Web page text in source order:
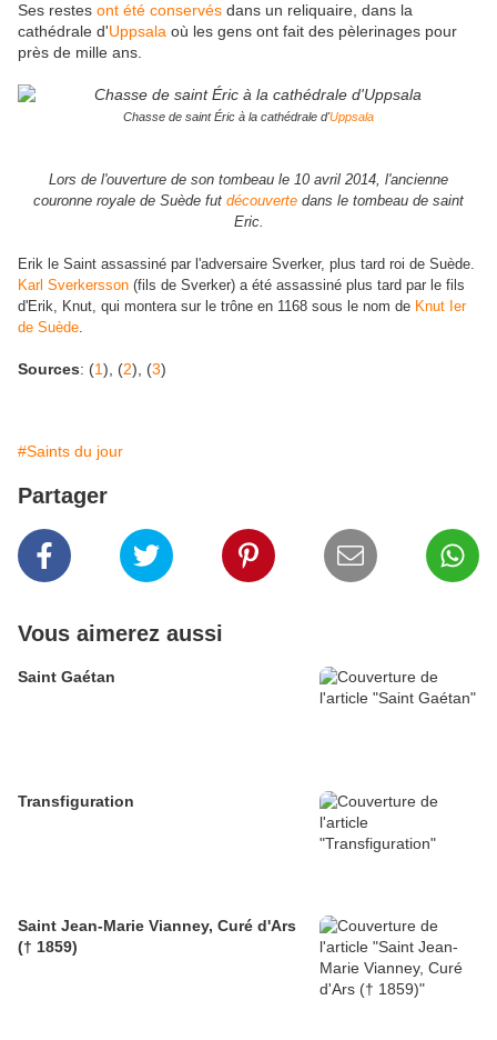
Ses restes ont été conservés dans un reliquaire, dans la
cathédrale d'Uppsala où les gens ont fait des pèlerinages pour
près de mille ans.
Chasse de saint Éric à la cathédrale d'Uppsala
Lors de l'ouverture de son tombeau le 10 avril 2014, l'ancienne
couronne royale de Suède fut découverte dans le tombeau de saint
Eric.
Erik le Saint assassiné par l'adversaire Sverker, plus tard roi de Suède.
Karl Sverkersson (fils de Sverker) a été assassiné plus tard par le fils
d'Erik, Knut, qui montera sur le trône en 1168 sous le nom de Knut Ier
de Suède.
Sources: (1), (2), (3)
#Saints du jour
Partager
Vous aimerez aussi
Saint Gaétan
Transfiguration
Saint Jean-Marie Vianney, Curé d'Ars
(† 1859)